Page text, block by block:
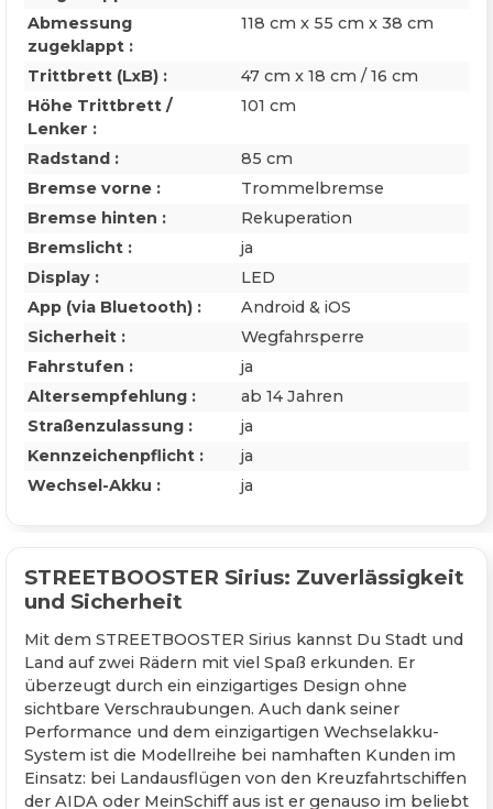
Abmessung
zugeklappt :
118 cm x 55 cm x 38 cm
Trittbrett (LxB) :
47 cm x 18 cm / 16 cm
Höhe Trittbrett /
Lenker :
101 cm
Radstand :
85 cm
Bremse vorne :
Trommelbremse
Bremse hinten :
Rekuperation
Bremslicht :
ja
Display :
LED
App (via Bluetooth) :
Android & iOS
Sicherheit :
Wegfahrsperre
Fahrstufen :
ja
Altersempfehlung :
ab 14 Jahren
Straßenzulassung :
ja
Kennzeichenpflicht :
ja
Wechsel-Akku :
ja
STREETBOOSTER Sirius: Zuverlässigkeit
und Sicherheit
Mit dem STREETBOOSTER Sirius kannst Du Stadt und
Land auf zwei Rädern mit viel Spaß erkunden. Er
überzeugt durch ein einzigartiges Design ohne
sichtbare Verschraubungen. Auch dank seiner
Performance und dem einzigartigen Wechselakku-
System ist die Modellreihe bei namhaften Kunden im
Einsatz: bei Landausflügen von den Kreuzfahrtschiffen
der AIDA oder MeinSchiff aus ist er genauso im beliebt